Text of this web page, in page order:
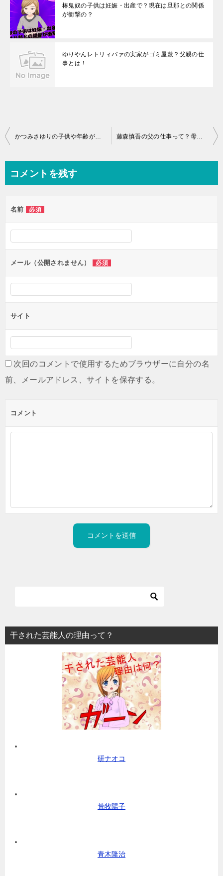
椿鬼奴の子供は妊娠・出産で？現在は旦那との関係
が衝撃の？
ゆりやんレトリィバァの実家がゴミ屋敷？父親の仕
事とは！
投
ビ
ー
シ
ン
かつみさゆりの子供や年齢が！借金で離婚するかもしれない？ 藤森慎吾の父の仕事って？母は美人？妊娠させた彼女の存在とは？
コメントを残す
名前 必須
メール（公開されません） 必須
サイト
次回のコメントで使用するためブラウザーに自分の名
前、メールアドレス、サイトを保存する。
コメント
干された芸能人の理由って？
研ナオコ
荒牧陽子
青木隆治